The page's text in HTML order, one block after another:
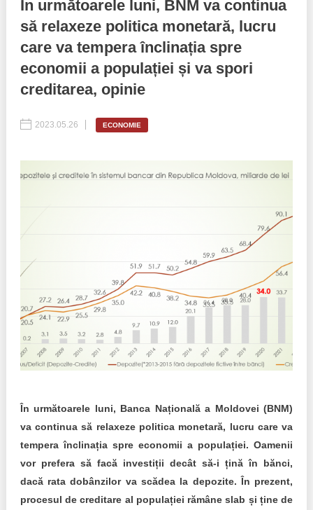
Reports
Projects in progres
Implemented projects
Procedures manual
Notes & positions
Best parctices
Governance transparency
Sociometric Laboratory
People Watch
Transparency of state – owned enterprises
The best and the worst local policies in Moldova
Integrity of public procurement in Moldova
Public procurement
În următoarele luni, BNM va continua
să relaxeze politica monetară, lucru
care va tempera înclinația spre
economii a populației și va spori
creditarea, opinie
2023.05.26 ECONOMIE
În următoarele luni, Banca Națională a Moldovei (BNM)
va continua să relaxeze politica monetară, lucru care va
tempera înclinația spre economii a populației. Oamenii
vor prefera să facă investiții decât să-i țină în bănci,
dacă rata dobânzilor va scădea la depozite. În prezent,
procesul de creditare al populației rămâne slab și ține de